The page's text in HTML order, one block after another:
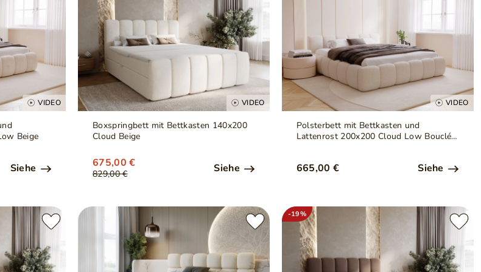
VIDEO
Beige
Siehe
VIDEO
Boxspringbett mit Bettkasten 140x200
Cloud Beige
829,00 €
675,00 € Siehe
VIDEO
Polsterbett mit Bettkasten und
Lattenrost 200x200 Cloud Low Bouclé-
665,00 € Siehe
-19%